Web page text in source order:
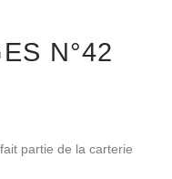
N°42
partie de la carterie